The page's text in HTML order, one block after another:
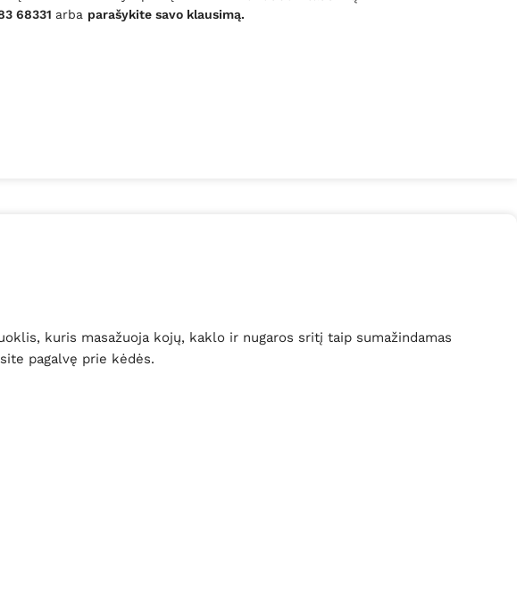
68331 arba parašykite savo klausimą.
kuris masažuoja kojų, kaklo ir nugaros sritį taip sumažindamas
pagalvę prie kėdės.